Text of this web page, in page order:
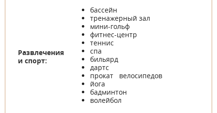
Развлечения
и спорт:
бассейн
тренажерный зал
мини-гольф
фитнес-центр
теннис
спа
бильярд
дартс
прокат велосипедов
йога
бадминтон
волейбол